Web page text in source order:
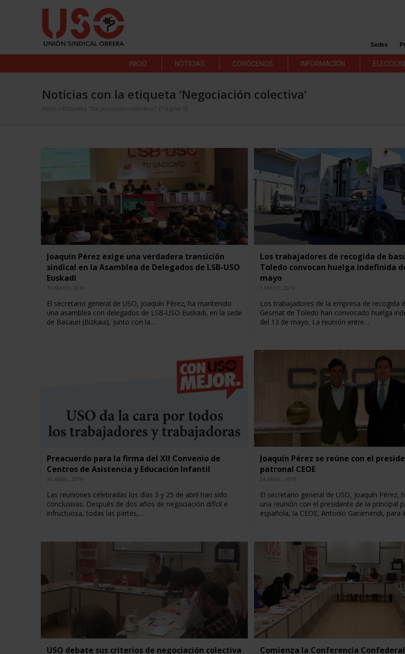
Sedes
INICIO NOTICIAS CONÓCENOS INFORMACIÓN
Noticias con la etiqueta ‘Negociación colectiva’
Inicio Etiqueta "Negociación colectiva" (Página 9)
Joaquín Pérez exige una verdadera transición
sindical en la Asamblea de Delegados de LSB-USO
Euskadi
16 MAYO, 2019
El secretario general de USO, Joaquín Pérez, ha mantenido
una asamblea con delegados de LSB-USO Euskadi, en la sede
de Basauri (Bizkaia), junto con la…
Los trabajadores de recogida de
Toledo convocan huelga indefinida
mayo
1 MAYO, 2019
Los trabajadores de la empresa de recogida
Gesmat de Toledo han convocado huelga
del 13 de mayo. La reunión entre…
Preacuerdo para la firma del XII Convenio de
Centros de Asistencia y Educación Infantil
30 ABRIL, 2019
Las reuniones celebradas los días 3 y 25 de abril han sido
conclusivas. Después de dos años de negociación difícil e
infructuosa, todas las partes,…
Joaquín Pérez se reúne con el
patronal CEOE
24 ABRIL, 2019
El secretario general de USO, Joaquín Pérez,
una reunión con el presidente de la principal
española, la CEOE, Antonio Garamendi, para
USO debate sus criterios de negociación colectiva
Comienza la Conferencia